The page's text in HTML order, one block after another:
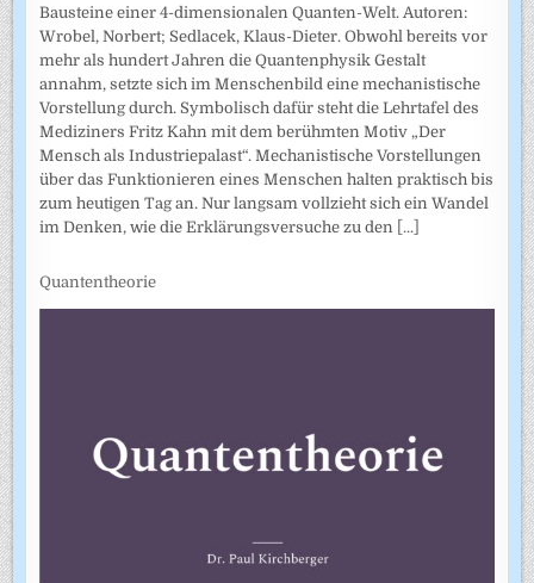
Bausteine einer 4-dimensionalen Quanten-Welt. Autoren:
Wrobel, Norbert; Sedlacek, Klaus-Dieter. Obwohl bereits vor
mehr als hundert Jahren die Quantenphysik Gestalt
annahm, setzte sich im Menschenbild eine mechanistische
Vorstellung durch. Symbolisch dafür steht die Lehrtafel des
Mediziners Fritz Kahn mit dem berühmten Motiv „Der
Mensch als Industriepalast“. Mechanistische Vorstellungen
über das Funktionieren eines Menschen halten praktisch bis
zum heutigen Tag an. Nur langsam vollzieht sich ein Wandel
im Denken, wie die Erklärungsversuche zu den [...]
Quantentheorie